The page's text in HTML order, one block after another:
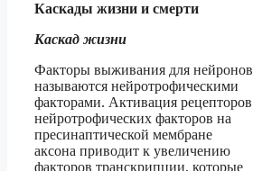
Каскады жизни и смерти
Каскад жизни
Факторы выживания для нейронов
называются нейротрофическими
факторами. Активация рецепторов
нейротрофических факторов на
пресинаптической мембране
аксона приводит к увеличению
факторов транскрипции, которые